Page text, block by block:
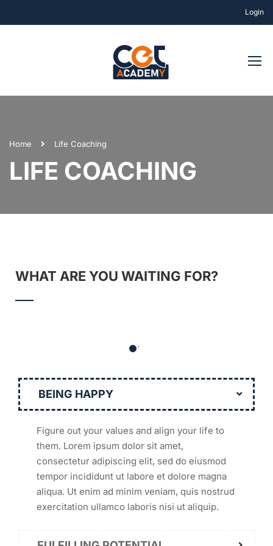
Login
Home Life Coaching
LIFE COACHING
WHAT ARE YOU WAITING FOR?
BEING HAPPY
Figure out your values and align your life to
them. Lorem ipsum dolor sit amet,
consectetur adipiscing elit, sed do eiusmod
tempor incididunt ut labore et dolore magna
aliqua. Ut enim ad minim veniam, quis nostrud
exercitation ullamco laboris nisi ut aliquip.